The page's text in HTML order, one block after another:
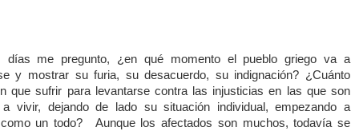
días me pregunto, ¿en qué momento el pueblo griego va a
y mostrar su furia, su desacuerdo, su indignación? ¿Cuánto
que sufrir para levantarse contra las injusticias en las que son
a vivir, dejando de lado su situación individual, empezando a
un todo? Aunque los afectados son muchos, todavía se